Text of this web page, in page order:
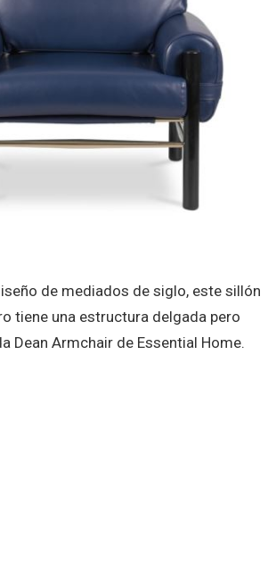
de mediados de siglo, este sillón
tiene una estructura delgada pero
Dean Armchair de Essential Home.